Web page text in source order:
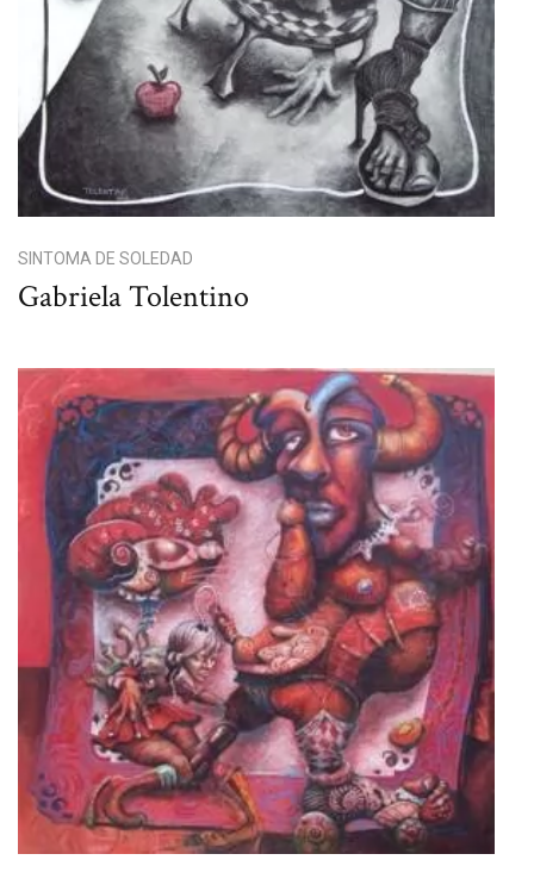
SINTOMA DE SOLEDAD
Gabriela Tolentino